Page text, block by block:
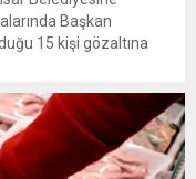
Başkan
15 kişi gözaltına